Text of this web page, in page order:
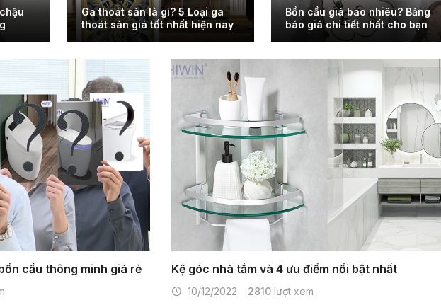
Ga thoát sàn là gì? 5 Loại ga
thoát sàn giá tốt nhất hiện nay
Bồn cầu giá bao nhiêu? Bảng
báo giá chi tiết nhất cho bạn
cầu thông minh giá rẻ Kệ góc nhà tắm và 4 ưu điểm nổi bật nhất
10/12/2022 2810 lượt xem